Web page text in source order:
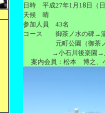
日時 平成27年1 月 18日（
天候 晴
参加人員
43名
コース 御茶ノ水の碑→湯
元町公園（御茶ノ水
→小石川後楽
案内会員：松本 博之